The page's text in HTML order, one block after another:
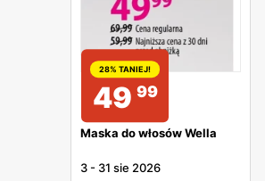
28% TANIEJ!
49 99
Maska do włosów Wella
3 - 31 sie 2026